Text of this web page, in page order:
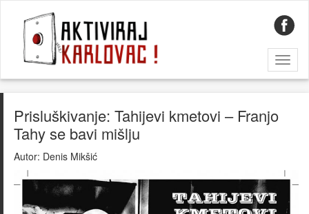
Prisluškivanje: Tahijevi kmetovi – Franjo
Tahy se bavi mišlju
Autor: Denis Mikšić